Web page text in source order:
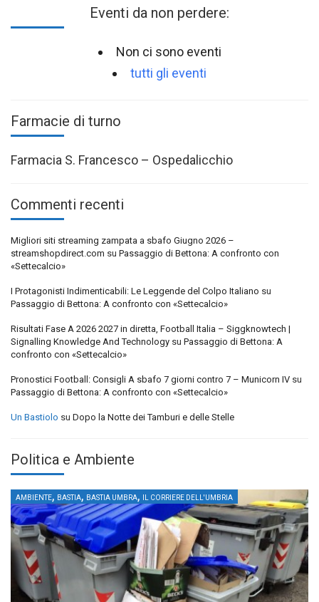
Eventi da non perdere:
Non ci sono eventi
tutti gli eventi
Farmacie di turno
Farmacia S. Francesco – Ospedalicchio
Commenti recenti
Migliori siti streaming zampata a sbafo Giugno 2026 –
streamshopdirect.com su Passaggio di Bettona: A confronto con
«Settecalcio»
I Protagonisti Indimenticabili: Le Leggende del Colpo Italiano su
Passaggio di Bettona: A confronto con «Settecalcio»
Risultati Fase A 2026 2027 in diretta, Football Italia – Siggknowtech |
Signalling Knowledge And Technology su Passaggio di Bettona: A
confronto con «Settecalcio»
Pronostici Football: Consigli A sbafo 7 giorni contro 7 – Municorn IV su
Passaggio di Bettona: A confronto con «Settecalcio»
Un Bastiolo su Dopo la Notte dei Tamburi e delle Stelle
Politica e Ambiente
AMBIENTE, BASTIA, BASTIA UMBRA, IL CORRIERE DELL'UMBRIA